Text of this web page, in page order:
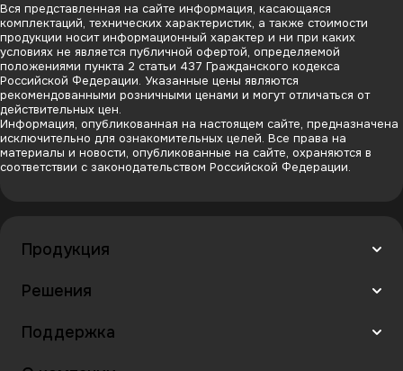
Вся представленная на сайте информация, касающаяся
комплектаций, технических характеристик, а также стоимости
продукции носит информационный характер и ни при каких
условиях не является публичной офертой, определяемой
положениями пункта 2 статьи 437 Гражданского кодекса
Российской Федерации. Указанные цены являются
рекомендованными розничными ценами и могут отличаться от
действительных цен.
Информация, опубликованная на настоящем сайте, предназначена
исключительно для ознакомительных целей. Все права на
материалы и новости, опубликованные на сайте, охраняются в
соответствии с законодательством Российской Федерации.
Продукция
Решения
Поддержка